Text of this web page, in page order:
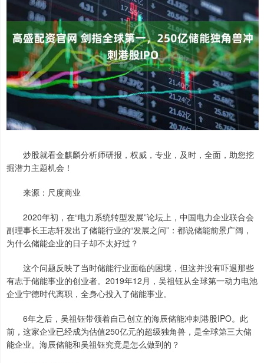
炒股就看金麒麟分析师研报，权威，专业，及时，全面，助您挖
掘潜力主题机会！
来源：尺度商业
2020年初，在“电力系统转型发展”论坛上，中国电力企业联合会
副理事长王志轩发出了储能行业的“发展之问”：都说储能前景广阔，
为什么储能企业的日子却不太好过？
这个问题反映了当时储能行业面临的困境，但这并没有吓退那些
有志于储能事业的创业者。2019年12月，吴祖钰从全球第一动力电池
企业宁德时代离职，全身心投入了储能事业。
6年之后，吴祖钰带领着自己创立的海辰储能冲刺港股IPO。此
前，这家企业已经成为估值250亿元的超级独角兽，是全球第三大储
能企业。海辰储能和吴祖钰究竟是怎么做到的？